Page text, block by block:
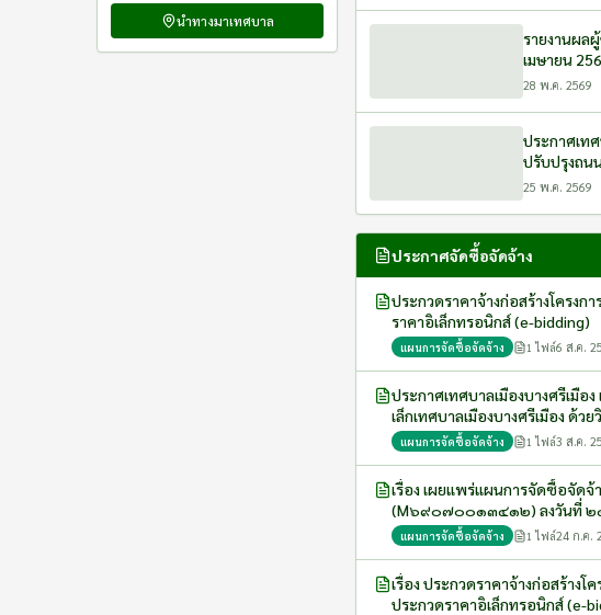
นำทางมาเทศบาล
รายงานผล
เมษายน
28 พ.ค. 2569
ประกาศเทศ
ปรับปรุงถน
อิเล็กทรอนิก
25 พ.ค. 2569
ประกาศจัดซื้อจัดจ้าง
ประกวดราคาจ้างก่อสร้างโครง
ราคาอิเล็กทรอนิกส์ (e-bidding)
แผนการจัดซื้อจัดจ้าง 1 ไฟล์6 ส.ค.
ประกาศเทศบาลเมืองบางศรีเมือ
เล็กเทศบาลเมืองบางศรีเมือง ด้
แผนการจัดซื้อจัดจ้าง 1 ไฟล์3 ส.ค.
เรื่อง เผยแพร่แผนการจัดซื้อจัดจ้าง ประจำปี
(M๖๙๐๗๐๐๑๓๔๑๒) ลงวันที่ ๒
แผนการจัดซื้อจัดจ้าง 1 ไฟล์24 ก.ค.
เรื่อง ประกวดราคาจ้างก่อสร้างโ
ประกวดราคาอิเล็กทรอนิกส์ (e-